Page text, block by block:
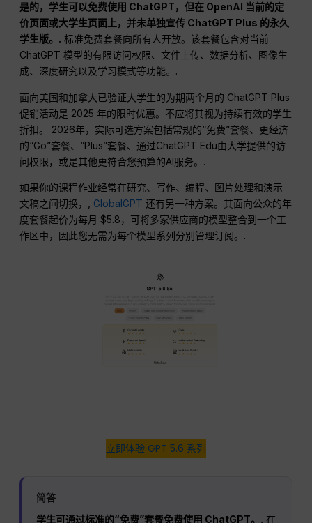
是的，学生可以免费使用 ChatGPT，但在 OpenAI 当前的定
价页面或大学生页面上，并未单独宣传 ChatGPT Plus 的永久
学生版。. 标准免费套餐向所有人开放。该套餐包含对当前
ChatGPT 模型的有限访问权限、文件上传、数据分析、图像生
成、深度研究以及学习模式等功能。.
面向美国和加拿大已验证大学生的为期两个月的 ChatGPT Plus
促销活动是 2025 年的限时优惠。不应将其视为持续有效的学生
折扣。 2026年，实际可选方案包括常规的“免费”套餐、更经济
的“Go”套餐、“Plus”套餐、通过ChatGPT Edu由大学提供的访
问权限，或是其他更符合您预算的AI服务。.
如果你的课程作业经常在研究、写作、编程、图片处理和演示
文稿之间切换，, GlobalGPT 还有另一种方案。其面向公众的年
度套餐起价为每月 $5.8，可将多家供应商的模型整合到一个工
作区中，因此您无需为每个模型系列分别管理订阅。.
立即体验 GPT 5.6 系列
简答
学生可通过标准的“免费”套餐免费使用 ChatGPT。. 在